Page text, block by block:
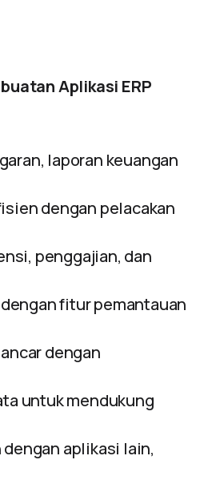
Aplikasi ERP
laporan keuangan
dengan pelacakan
penggajian, dan
fitur pemantauan
dengan
untuk mendukung
aplikasi lain,